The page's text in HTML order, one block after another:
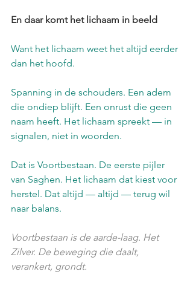
En daar komt het lichaam in beeld
Want het lichaam weet het altijd eerder
dan het hoofd.
Spanning in de schouders. Een adem
die ondiep blijft. Een onrust die geen
naam heeft. Het lichaam spreekt — in
signalen, niet in woorden.
Dat is Voortbestaan. De eerste pijler
van Saghen. Het lichaam dat kiest voor
herstel. Dat altijd — altijd — terug wil
naar balans.
Voortbestaan is de aarde-laag. Het
Zilver. De beweging die daalt,
verankert, grondt.